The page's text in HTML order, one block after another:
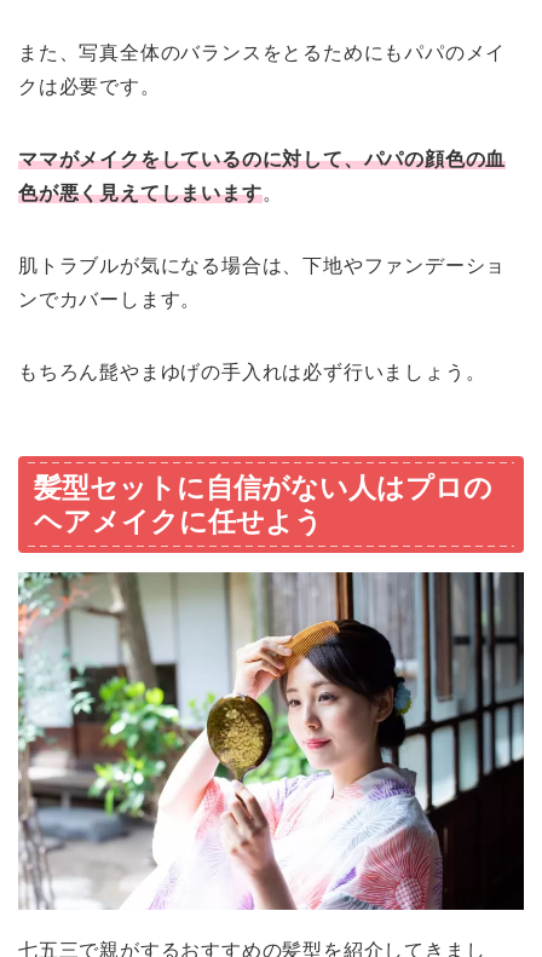
また、写真全体のバランスをとるためにもパパのメイ
クは必要です。
ママがメイクをしているのに対して、パパの顔色の血
色が悪く見えてしまいます。
肌トラブルが気になる場合は、下地やファンデーショ
ンでカバーします。
もちろん髭やまゆげの手入れは必ず行いましょう。
髪型セットに自信がない人はプロの
ヘアメイクに任せよう
七五三で親がするおすすめの髪型を紹介してきまし